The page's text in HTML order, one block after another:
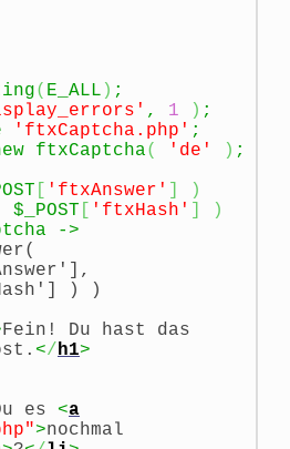
( E_ALL ) ;
, 1 ) ;
'ftxCaptcha.php' ;
ftxCaptcha( 'de' ) ;
'ftxAnswer'
)
$_POST 'ftxHash'
)
->
) )
Fein! Du hast das
</h1>
es <a
>nochmal